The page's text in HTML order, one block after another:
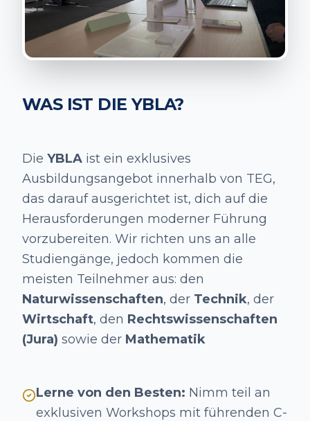
WAS IST DIE YBLA?
Die YBLA ist ein exklusives
Ausbildungsangebot innerhalb von TEG,
das darauf ausgerichtet ist, dich auf die
Herausforderungen moderner Führung
vorzubereiten. Wir richten uns an alle
Studiengänge, jedoch kommen die
meisten Teilnehmer aus: den
Naturwissenschaften, der Technik, der
Wirtschaft, den Rechtswissenschaften
(Jura) sowie der Mathematik
Lerne von den Besten: Nimm teil an
exklusiven Workshops mit führenden C-